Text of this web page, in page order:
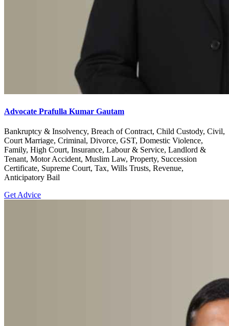
Advocate Prafulla Kumar Gautam
Bankruptcy & Insolvency, Breach of Contract, Child Custody, Civil,
Court Marriage, Criminal, Divorce, GST, Domestic Violence,
Family, High Court, Insurance, Labour & Service, Landlord &
Tenant, Motor Accident, Muslim Law, Property, Succession
Certificate, Supreme Court, Tax, Wills Trusts, Revenue,
Anticipatory Bail
Get Advice